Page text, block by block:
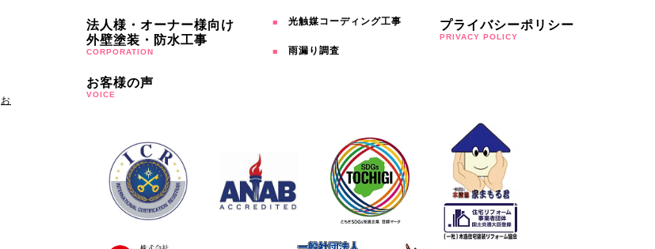
お
法人様・オーナー様向け
外壁塗装・防水工事
CORPORATION
お客様の声
VOICE
光触媒コーディング工事
雨漏り調査
プライバシーポリシー
PRIVACY POLICY